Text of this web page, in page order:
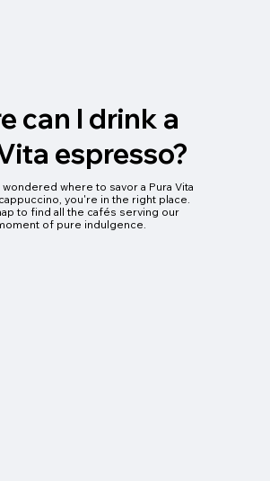
can I drink a
espresso?
where to savor a Pura Vita
you're in the right place.
to find all the cafés serving our
of pure indulgence.